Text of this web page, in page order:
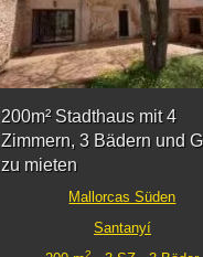
200m² Stadthaus mit 4
Zimmern, 3 Bädern und
zu mieten
Mallorcas Süden
Santanyí
2